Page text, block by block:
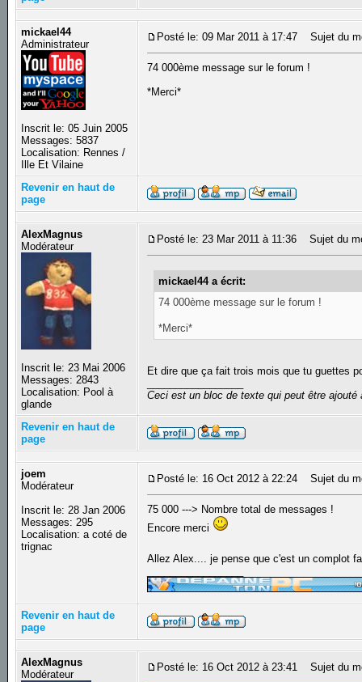
mickael44
Administrateur
Inscrit le: 05 Juin 2005
Messages: 5837
Localisation: Rennes /
Ille Et Vilaine
Posté le: 09 Mar 2011 à 17:47 Sujet du
74 000ème message sur le forum !
*Merci*
Revenir en haut de
page
AlexMagnus
Modérateur
Inscrit le: 23 Mai 2006
Messages: 2843
Localisation: Pool à
glande
Posté le: 23 Mar 2011 à 11:36 Sujet du
mickael44 a écrit:
74 000ème message sur le forum !
*Merci*
Et dire que ça fait trois mois que tu guettes
Ceci est un bloc de texte qui peut être
Revenir en haut de
page
joem
Modérateur
Inscrit le: 28 Jan 2006
Messages: 295
Localisation: a coté de
trignac
Posté le: 16 Oct 2012 à 22:24 Sujet du
75 000 ---> Nombre total de messages !
Encore merci
Allez Alex.... je pense que c'est un complot
Revenir en haut de
page
AlexMagnus
Modérateur
Posté le: 16 Oct 2012 à 23:41 Sujet du